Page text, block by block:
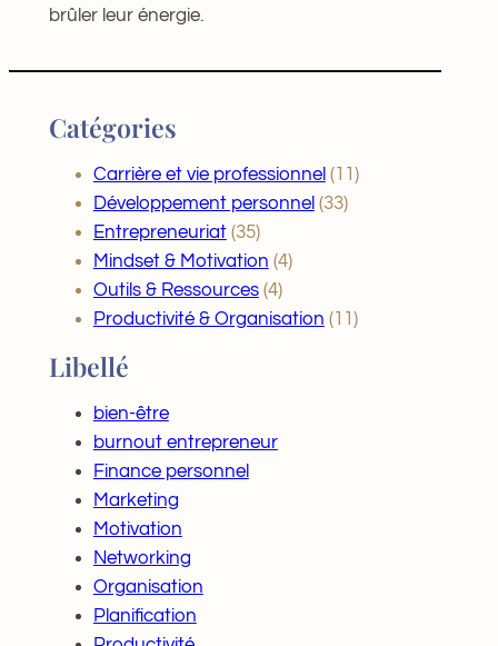
brûler leur énergie.
Catégories
Carrière et vie professionnel (11)
Développement personnel (33)
Entrepreneuriat(35)
Mindset & Motivation (4)
Outils & Ressources(4)
Productivité & Organisation (11)
Libellé
bien-être
burnout entrepreneur
Finance personnel
Marketing
Motivation
Networking
Organisation
Planification